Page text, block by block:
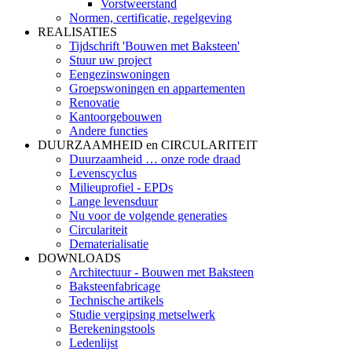
Vorstweerstand
Normen, certificatie, regelgeving
REALISATIES
Tijdschrift 'Bouwen met Baksteen'
Stuur uw project
Eengezinswoningen
Groepswoningen en appartementen
Renovatie
Kantoorgebouwen
Andere functies
DUURZAAMHEID en CIRCULARITEIT
Duurzaamheid … onze rode draad
Levenscyclus
Milieuprofiel - EPDs
Lange levensduur
Nu voor de volgende generaties
Circulariteit
Dematerialisatie
DOWNLOADS
Architectuur - Bouwen met Baksteen
Baksteenfabricage
Technische artikels
Studie vergipsing metselwerk
Berekeningstools
Ledenlijst